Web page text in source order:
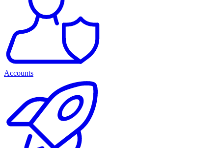
Accounts